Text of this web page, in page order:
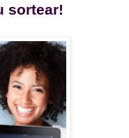
sortear!